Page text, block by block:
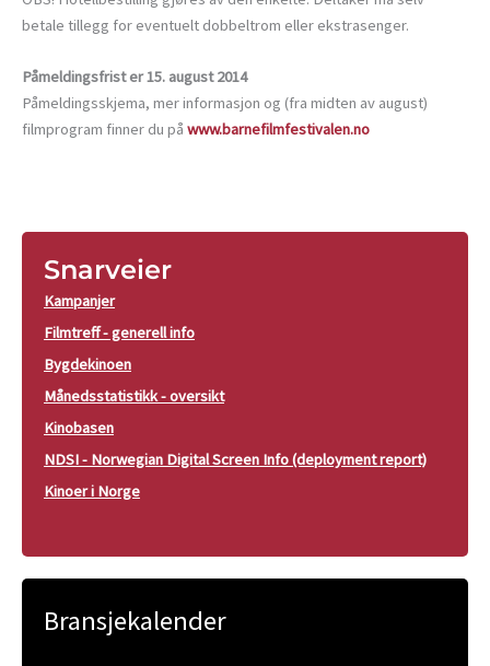
betale tillegg for eventuelt dobbeltrom eller ekstrasenger.
Påmeldingsfrist er 15. august 2014
Påmeldingsskjema, mer informasjon og (fra midten av august)
filmprogram finner du på www.barnefilmfestivalen.no
Snarveier
Kampanjer
Filmtreff - generell info
Bygdekinoen
Månedsstatistikk - oversikt
Kinobasen
NDSI - Norwegian Digital Screen Info (deployment report)
Kinoer i Norge
Bransjekalender